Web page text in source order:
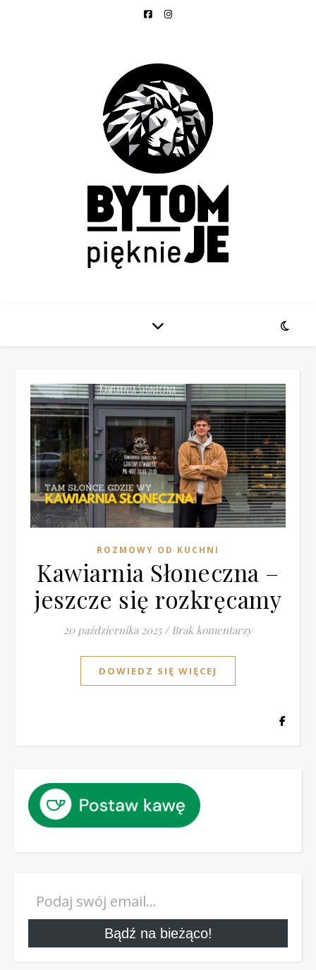
ROZMOWY OD KUCHNI
Kawiarnia Słoneczna –
jeszcze się rozkręcamy
20 października 2025 / Brak komentarzy
DOWIEDZ SIĘ WIĘCEJ
Bądź na bieżąco!